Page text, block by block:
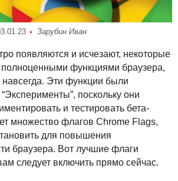
Зарубин Иван
появляются и исчезают, некоторые
полноценными функциями браузера,
навсегда. Эти функции были
поскольку они
и тестировать бета-
множество флагов Chrome Flags,
для повышения
браузера. Вот лучшие флаги
следует включить прямо сейчас.